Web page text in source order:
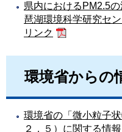
県内におけるPM2.5
琶湖環境科学研究セ
リンク
環境省からの
環境省の「微小粒子
２．５）に関する情